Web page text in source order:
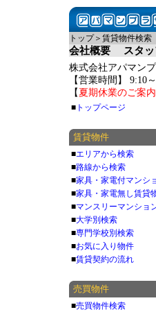
トップ＞賃貸物件検索
会社概要 スタ
株式会社アパマン
【営業時間】 9:10
【 夏期休業のご案内
■ トップページ
賃貸物件
■エリアから検索
■路線から検索
■家具・家電付マンシ
■家具・家電無し賃貸
■マンスリーマンショ
■大学別検索
■専門学校別検索
■お気に入り物件
■賃貸契約の流れ
売買物件
■売買物件検索